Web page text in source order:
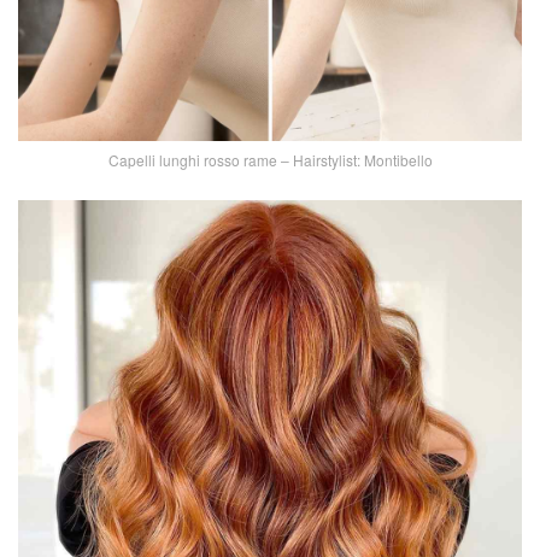
Capelli lunghi rosso rame – Hairstylist: Montibello